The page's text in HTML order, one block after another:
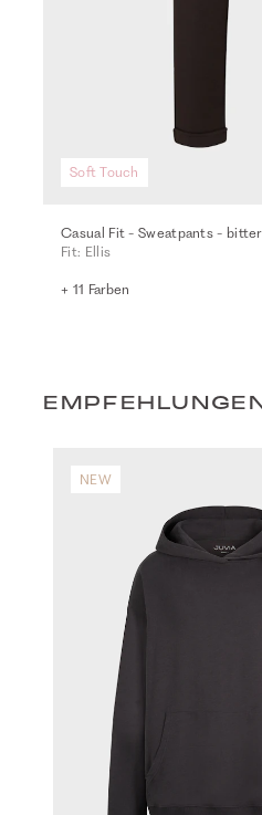
Soft Touch
Casual Fit - Sweatpants -
Fit: Ellis
+ 11 Farben
NEW